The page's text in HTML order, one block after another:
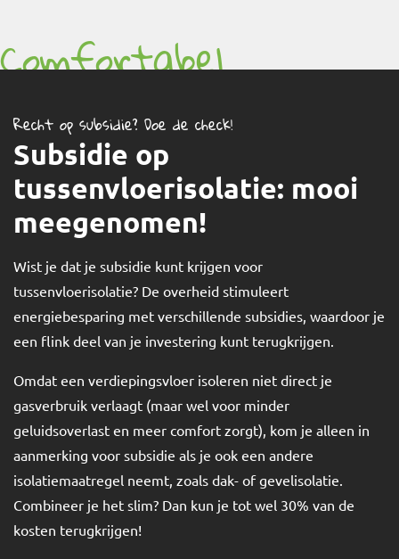
Comfortabel
binnenklimaat
Recht op subsidie? Doe de check!
Subsidie op
tussenvloerisolatie: mooi
meegenomen!
Wist je dat je subsidie kunt krijgen voor
tussenvloerisolatie? De overheid stimuleert
energiebesparing met verschillende subsidies, waardoor je
een flink deel van je investering kunt terugkrijgen.
Omdat een verdiepingsvloer isoleren niet direct je
gasverbruik verlaagt (maar wel voor minder
geluidsoverlast en meer comfort zorgt), kom je alleen in
aanmerking voor subsidie als je ook een andere
isolatiemaatregel neemt, zoals dak- of gevelisolatie.
Combineer je het slim? Dan kun je tot wel 30% van de
kosten terugkrijgen!